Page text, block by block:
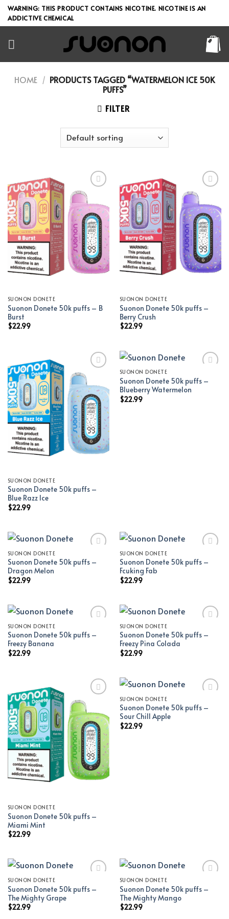
Skip
to
WARNING: THIS PRODUCT CONTAINS NICOTINE. NICOTINE IS AN
ADDICTIVE CHEMICAL
HOME / PRODUCTS TAGGED “WATERMELON ICE 50K
PUFFS”
FILTER
Add to wishlist
SUONON DONETE
Suonon Donete 50k puffs – B
Burst
$22.99
Add to wishlist
SUONON DONETE
Suonon Donete 50k puffs –
Berry Crush
$22.99
Add to wishlist
SUONON DONETE
Suonon Donete 50k puffs –
Blue Razz Ice
$22.99
Add to wishlist
SUONON DONETE
Suonon Donete 50k puffs –
Blueberry Watermelon
$22.99
Add to wishlist
SUONON DONETE
Suonon Donete 50k puffs –
Dragon Melon
$22.99
Add to wishlist
SUONON DONETE
Suonon Donete 50k puffs –
Fcuking Fab
$22.99
Add to wishlist
SUONON DONETE
Suonon Donete 50k puffs –
Freezy Banana
$22.99
Add to wishlist
SUONON DONETE
Suonon Donete 50k puffs –
Freezy Pina Colada
$22.99
Add to wishlist
SUONON DONETE
Suonon Donete 50k puffs –
Miami Mint
$22.99
Add to wishlist
SUONON DONETE
Suonon Donete 50k puffs –
Sour Chill Apple
$22.99
Add to wishlist
SUONON DONETE
Suonon Donete 50k puffs –
The Mighty Grape
$22.99
Add to wishlist
SUONON DONETE
Suonon Donete 50k puffs –
The Mighty Mango
$22.99